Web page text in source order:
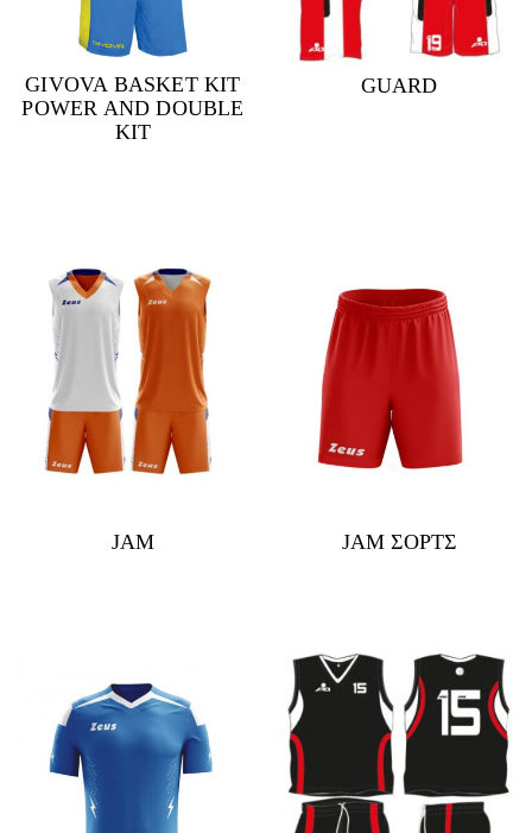
GIVOVA BASKET KIT
POWER AND DOUBLE
KIT
GUARD
JAM JAM ΣΟΡΤΣ